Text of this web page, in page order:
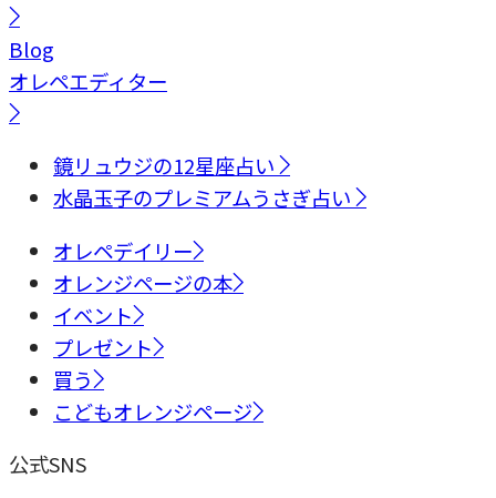
Blog
オレペエディター
鏡リュウジの12星座占い
水晶玉子のプレミアムうさぎ占い
オレペデイリー
オレンジページの本
イベント
プレゼント
買う
こどもオレンジページ
公式SNS